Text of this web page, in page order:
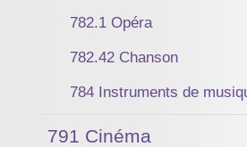
782.1 Opéra
782.42 Chanson
784 Instruments de
791 Cinéma